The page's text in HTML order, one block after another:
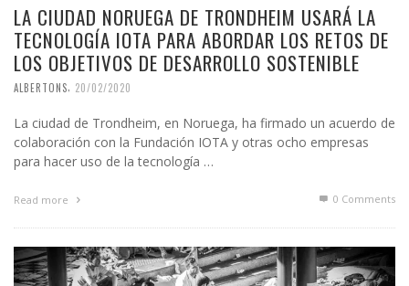
LA CIUDAD NORUEGA DE TRONDHEIM USARÁ LA
TECNOLOGÍA IOTA PARA ABORDAR LOS RETOS DE
LOS OBJETIVOS DE DESARROLLO SOSTENIBLE
ALBERTONS, 20/02/2020
La ciudad de Trondheim, en Noruega, ha firmado un acuerdo de
colaboración con la Fundación IOTA y otras ocho empresas
para hacer uso de la tecnología …
Read more 0 Comments